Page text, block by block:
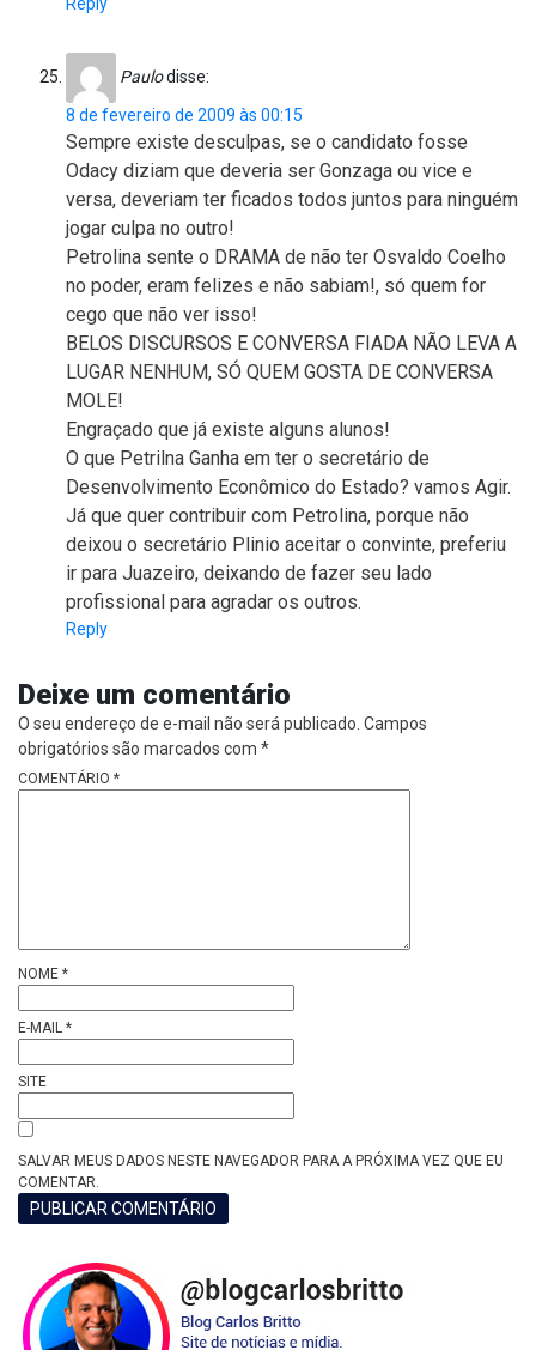
Paulodisse:
8 de fevereiro de 2009 às 00:15
Sempre existe desculpas, se o candidato fosse
Odacy diziam que deveria ser Gonzaga ou vice e
versa, deveriam ter ficados todos juntos para ninguém
jogar culpa no outro!
Petrolina sente o DRAMA de não ter Osvaldo Coelho
no poder, eram felizes e não sabiam!, só quem for
cego que não ver isso!
BELOS DISCURSOS E CONVERSA FIADA NÃO LEVA A
LUGAR NENHUM, SÓ QUEM GOSTA DE CONVERSA
MOLE!
Engraçado que já existe alguns alunos!
O que Petrilna Ganha em ter o secretário de
Desenvolvimento Econômico do Estado? vamos Agir.
Já que quer contribuir com Petrolina, porque não
deixou o secretário Plinio aceitar o convinte, preferiu
ir para Juazeiro, deixando de fazer seu lado
profissional para agradar os outros.
Reply
Deixe um comentário
O seu endereço de e-mail não será publicado. Campos
obrigatórios são marcados com *
COMENTÁRIO *
NOME *
E-MAIL *
SITE
SALVAR MEUS DADOS NESTE NAVEGADOR PARA A PRÓXIMA VEZ QUE EU
COMENTAR.